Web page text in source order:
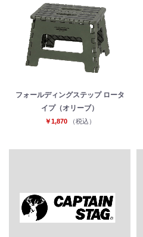
フォールディングステップ ロータ
イプ（オリーブ）
￥1,870 （税込）